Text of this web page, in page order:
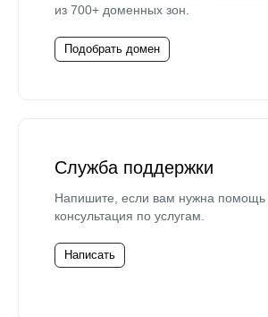
из 700+ доменных зон.
Подобрать домен
Служба поддержки
Напишите, если вам нужна помощь
консультация по услугам.
Написать